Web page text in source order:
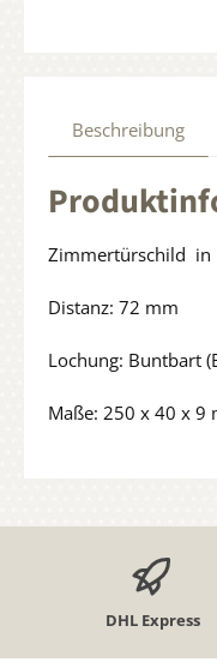
Beschreibung
Zimmertürschild in
Distanz: 72 mm
Lochung: Buntbart
Maße: 250 x 40 x 9
DHL Express